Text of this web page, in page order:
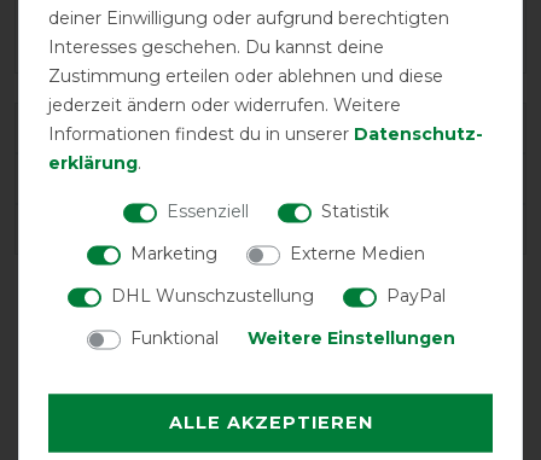
Varianten-ID:80510
AANPY0-KRFK-81
0649982718192
deiner Einwilligung oder aufgrund berechtigten
Interesses geschehen. Du kannst deine
Zustimmung erteilen oder ablehnen und diese
jederzeit ändern oder widerrufen. Weitere
Informationen findest du in unserer Daten­schutz­
erklärung.
Essenziell
Statistik
Marketing
Externe Medien
DHL Wunschzustellung
PayPal
Funktional
Weitere Einstellungen
ALLE AKZEPTIEREN